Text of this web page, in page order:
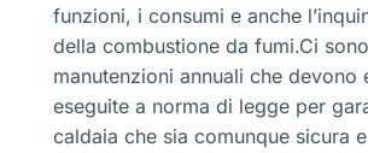
funzioni, i consumi e anche
della combustione da fumi.Ci
manutenzioni annuali che devono
eseguite a norma di legge per
caldaia che sia comunque sicura